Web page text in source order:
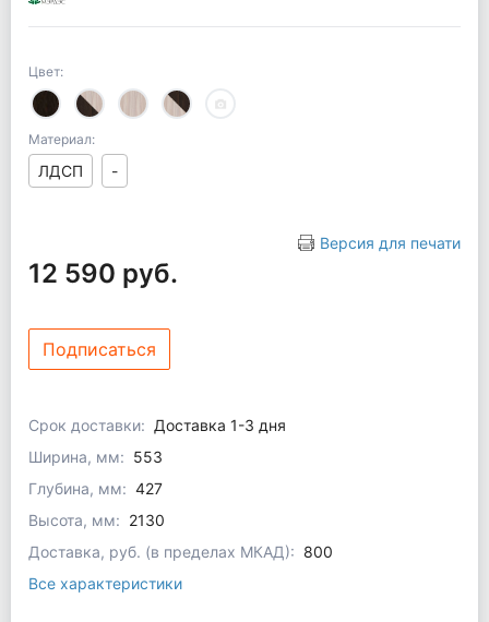
Цвет:
Материал:
ЛДСП -
Версия для печати
12 590 руб.
Подписаться
Срок доставки: Доставка 1-3 дня
Ширина, мм: 553
Глубина, мм: 427
Высота, мм: 2130
Доставка, руб. (в пределах МКАД): 800
Все характеристики